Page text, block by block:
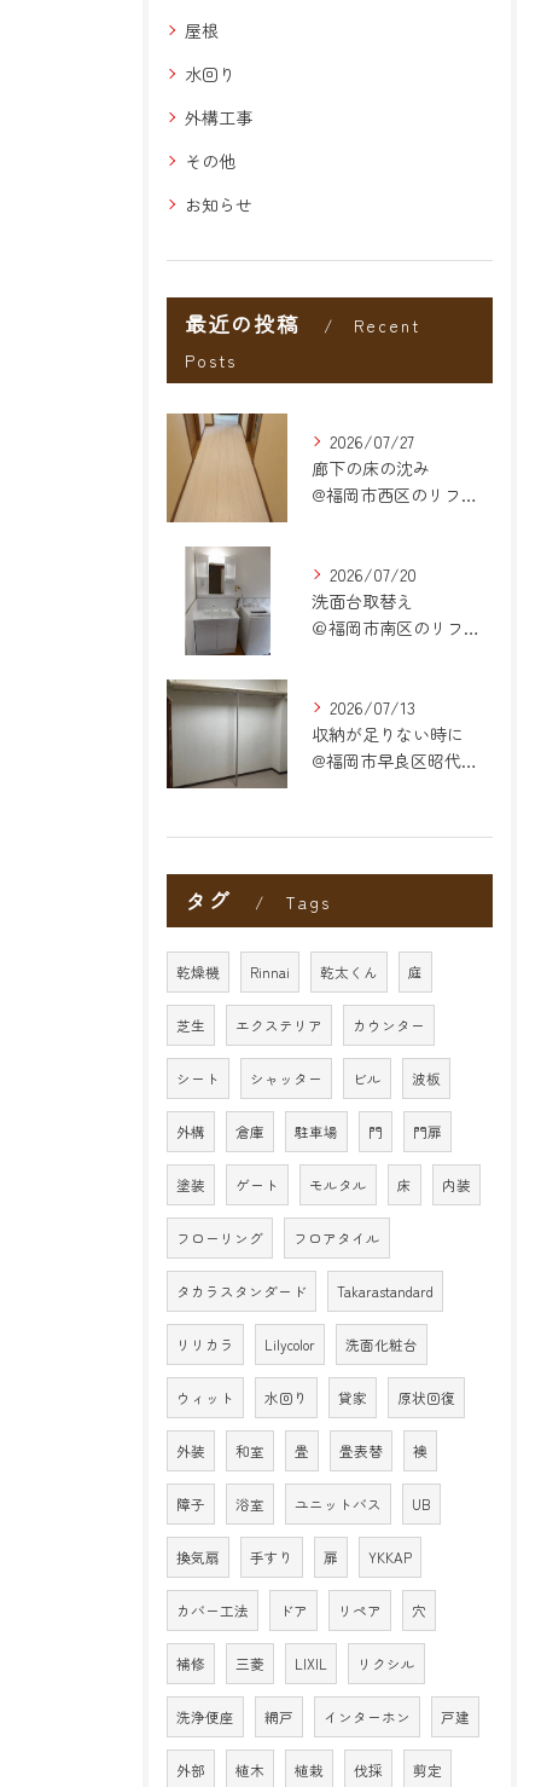
屋根
水回り
外構工事
その他
お知らせ
最近の投稿
Recent
Posts
2026/07/27
廊下の床の沈み
@福岡市西区のリフォーム
2026/07/20
洗面台取替え
＠福岡市南区のリフォーム
2026/07/13
収納が足りない時に
@福岡市早良区昭代のリフォーム
タグ Tags
乾燥機 Rinnai 乾太くん 庭
芝生 エクステリア カウンター
シート シャッター ビル 波板
外構 倉庫 駐車場 門 門扉
塗装 ゲート モルタル 床 内装
フローリング フロアタイル
タカラスタンダード Takarastandard
リリカラ Lilycolor 洗面化粧台
ウィット 水回り 貸家 原状回復
外装 和室 畳 畳表替 襖
障子 浴室 ユニットバス UB
換気扇 手すり 扉 YKKAP
カバー工法 ドア リペア 穴
補修 三菱 LIXIL リクシル
洗浄便座 網戸 インターホン 戸建
外部 植木 植栽 伐採 剪定